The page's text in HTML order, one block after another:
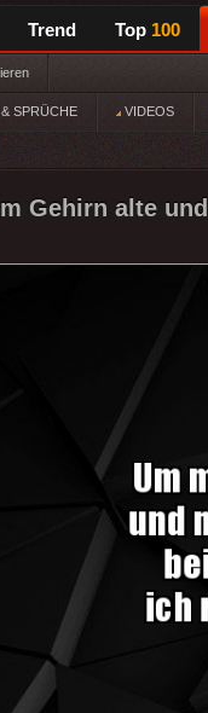
Trend Top 100
SPRÜCHE VIDEOS
Gehirn alte